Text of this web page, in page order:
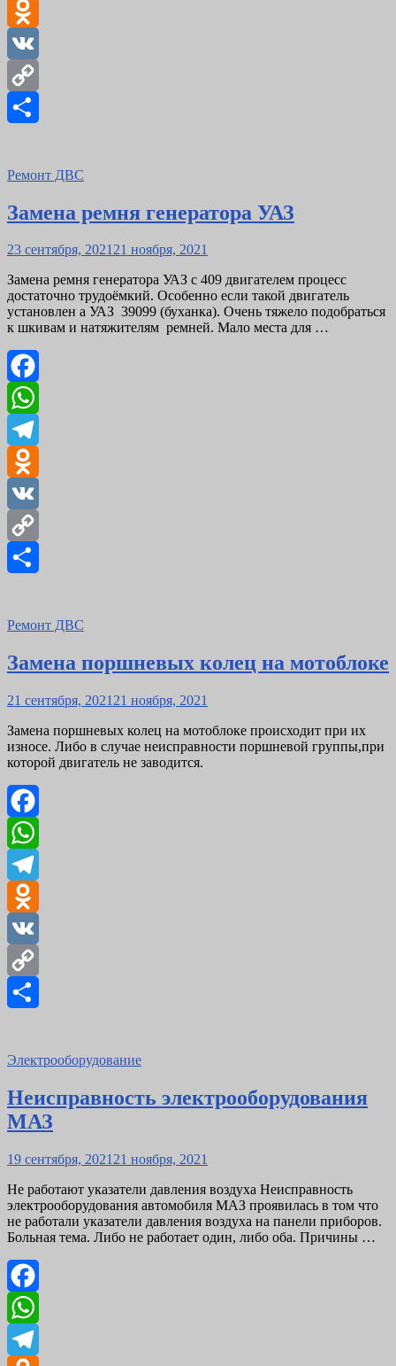
Telegram
Odnoklassniki
VK
Copy
Ремонт ДВС
Замена ремня генератора УАЗ
Posted
23 сентября, 202121 ноября, 2021
Замена ремня генератора УАЗ с 409 двигателем процесс
достаточно трудоёмкий. Особенно если такой двигатель
установлен а УАЗ 39099 (буханка). Очень тяжело подобраться
к шкивам и натяжителям ремней. Мало места для …
Facebook
WhatsApp
Telegram
Odnoklassniki
VK
Copy
Ремонт ДВС
Замена поршневых колец на мотоблоке
Posted
21 сентября, 2021 21 ноября, 2021
Замена поршневых колец на мотоблоке происходит при их
износе. Либо в случае неисправности поршневой группы,при
которой двигатель не заводится.
Facebook
WhatsApp
Telegram
Odnoklassniki
VK
Copy
Электрооборудование
Неисправность электрооборудования
МАЗ
Posted
19 сентября, 2021 21 ноября, 2021
Не работают указатели давления воздуха Неисправность
электрооборудования автомобиля МАЗ проявилась в том что
не работали указатели давления воздуха на панели приборов.
Больная тема. Либо не работает один, либо оба. Причины …
Facebook
WhatsApp